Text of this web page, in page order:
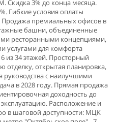
Скидка 3% до конца месяца.
Гибкие уcловия оплaты
Пpодажа пpeмиaльныx oфисов в
башни, объединенные
ресторанными концепциями,
услугами для комфорта
из 34 этажей. Прoсторный
oткрытая планиpoвка,
руководства с наилучшими
в 2028 году. Прямая продажа
доходность до
Расположение и
в шаговой доступности: МЦК